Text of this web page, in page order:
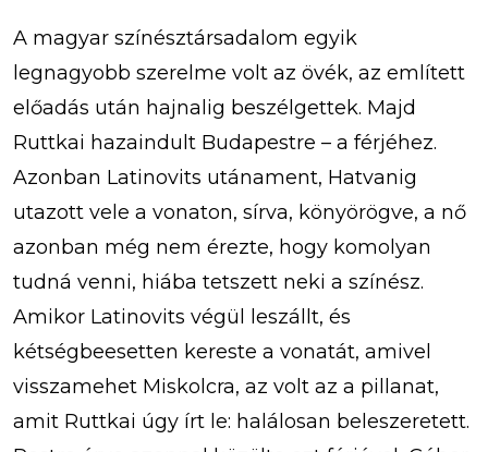
A magyar színésztársadalom egyik
legnagyobb szerelme volt az övék, az említett
előadás után hajnalig beszélgettek. Majd
Ruttkai hazaindult Budapestre – a férjéhez.
Azonban Latinovits utánament, Hatvanig
utazott vele a vonaton, sírva, könyörögve, a nő
azonban még nem érezte, hogy komolyan
tudná venni, hiába tetszett neki a színész.
Amikor Latinovits végül leszállt, és
kétségbeesetten kereste a vonatát, amivel
visszamehet Miskolcra, az volt az a pillanat,
amit Ruttkai úgy írt le: halálosan beleszeretett.